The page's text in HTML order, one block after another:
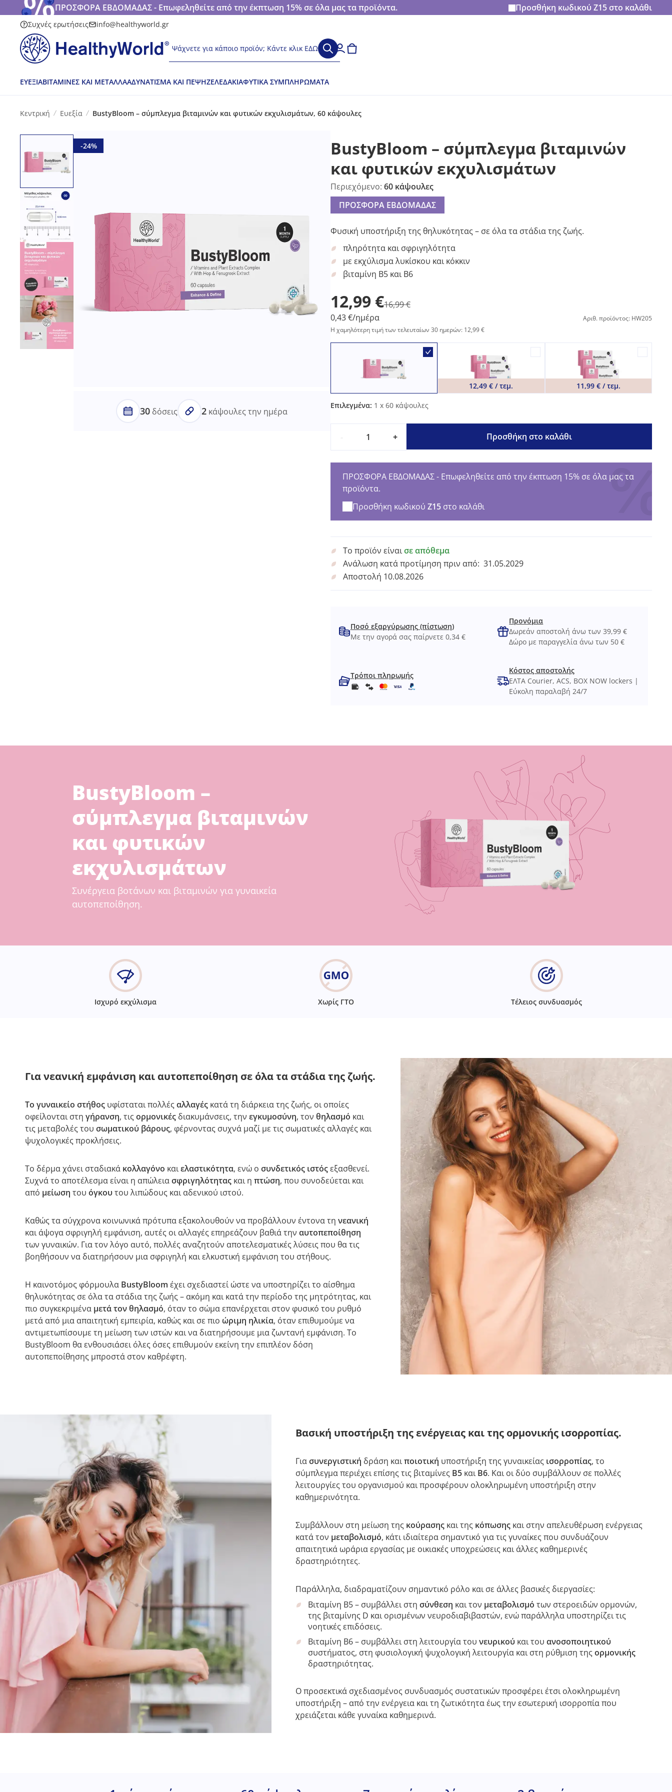
ΠΡΟΣΦΟΡΑ ΕΒΔΟΜΑΔΑΣ - Επωφεληθείτε από την έκπτωση 15% σε όλα μας τα προϊόντα. Προσθήκη κωδικού Z15 στο καλάθι
Συχνές ερωτήσεις info@healthyworld.gr
Ψάχνετε για κάποιο προϊόν; Κάντε κλικ ΕΔΩ
ΕΥΕΞΊΑΒΙΤΑΜΊΝΕΣ ΚΑΙ ΜΈΤΑΛΛΑΑΔΥΝΆΤΙΣΜΑ ΚΑΙ ΠΈΨΗΖΕΛΕΔΆΚΙΑΦΥΤΙΚΆ ΣΥΜΠΛΗΡΏΜΑΤΑ
Κεντρική Ευεξία BustyBloom – σύμπλεγμα βιταμινών και φυτικών εκχυλισμάτων, 60 κάψουλες
-24%
30 δόσεις 2 κάψουλες την ημέρα
BustyBloom – σύμπλεγμα βιταμινών
και φυτικών εκχυλισμάτων
Περιεχόμενο: 60 κάψουλες
ΠΡΟΣΦΟΡΑ ΕΒΔΟΜΑΔΑΣ
Φυσική υποστήριξη της θηλυκότητας – σε όλα τα στάδια της ζωής.
πληρότητα και σφριγηλότητα
με εκχύλισμα λυκίσκου και κόκκιν
βιταμίνη Β5 και Β6
12,99 €16,99 €
0,43 €/ημέρα
Αριθ. προϊόντος: HW205
Η χαμηλότερη τιμή των τελευταίων 30 ημερών: 12,99 €
12,49 € / τεμ. 11,99 € / τεμ.
Επιλεγμένα: 1 x 60 κάψουλες
+ Προσθήκη στο καλάθι
ΠΡΟΣΦΟΡΑ ΕΒΔΟΜΑΔΑΣ - Επωφεληθείτε από την έκπτωση 15% σε όλα μας τα
προϊόντα.
Προσθήκη κωδικού Z15στο καλάθι
Το προϊόν είναισε απόθεμα
Ανάλωση κατά προτίμηση πριν από: 31.05.2029
Αποστολή 10.08.2026
Ποσό εξαργύρωσης (πίστωση)
Με την αγορά σας παίρνετε 0,34 €
Προνόμια
Δωρεάν αποστολή άνω των 39,99 €
Δώρο με παραγγελία άνω των 50 €
Τρόποι πληρωμής
Κόστος αποστολής
ΕΛΤΑ Courier, ACS, BOX NOW lockers |
Εύκολη παραλαβή 24/7
BustyBloom –
σύμπλεγμα βιταμινών
και φυτικών
εκχυλισμάτων
Συνέργεια βοτάνων και βιταμινών για γυναικεία
αυτοπεποίθηση.
Ισχυρό εκχύλισμα Χωρίς ΓΤΟ Τέλειος συνδυασμός
Για νεανική εμφάνιση και αυτοπεποίθηση σε όλα τα στάδια της ζωής.
Το γυναικείο στήθος υφίσταται πολλές αλλαγές κατά τη διάρκεια της ζωής, οι οποίες
οφείλονται στη γήρανση, τις ορμονικές διακυμάνσεις, την εγκυμοσύνη, τον θηλασμό και
τις μεταβολές του σωματικού βάρους, φέρνοντας συχνά μαζί με τις σωματικές αλλαγές και
ψυχολογικές προκλήσεις.
Το δέρμα χάνει σταδιακά κολλαγόνο καιελαστικότητα, ενώ ο συνδετικός ιστόςεξασθενεί.
Συχνά το αποτέλεσμα είναι η απώλειασφριγηλότητας και η πτώση, που συνοδεύεται και
από μείωση του όγκουτου λιπώδους και αδενικού ιστού.
Καθώς τα σύγχρονα κοινωνικά πρότυπα εξακολουθούν να προβάλλουν έντονα τη νεανική
και άψογα σφριγηλή εμφάνιση, αυτές οι αλλαγές επηρεάζουν βαθιά την αυτοπεποίθηση
των γυναικών. Για τον λόγο αυτό, πολλές αναζητούν αποτελεσματικές λύσεις που θα τις
βοηθήσουν να διατηρήσουν μια σφριγηλή και ελκυστική εμφάνιση του στήθους.
Η καινοτόμος φόρμουλα BustyBloom έχει σχεδιαστεί ώστε να υποστηρίζει το αίσθημα
θηλυκότητας σε όλα τα στάδια της ζωής – ακόμη και κατά την περίοδο της μητρότητας, και
πιο συγκεκριμένα μετά τον θηλασμό, όταν το σώμα επανέρχεται στον φυσικό του ρυθμό
μετά από μια απαιτητική εμπειρία, καθώς και σε πιο ώριμη ηλικία, όταν επιθυμούμε να
αντιμετωπίσουμε τη μείωση των ιστών και να διατηρήσουμε μια ζωντανή εμφάνιση. Το
BustyBloom θα ενθουσιάσει όλες όσες επιθυμούν εκείνη την επιπλέον δόση
αυτοπεποίθησης μπροστά στον καθρέφτη.
Βασική υποστήριξη της ενέργειας και της ορμονικής ισορροπίας.
Γιασυνεργιστική δράση καιποιοτική υποστήριξη της γυναικείας ισορροπίας, το
σύμπλεγμα περιέχει επίσης τις βιταμίνες B5 καιB6. Και οι δύο συμβάλλουν σε πολλές
λειτουργίες του οργανισμού και προσφέρουν ολοκληρωμένη υποστήριξη στην
καθημερινότητα.
Συμβάλλουν στη μείωση της κούρασης και της κόπωσης και στην απελευθέρωση ενέργειας
κατά τον μεταβολισμό, κάτι ιδιαίτερα σημαντικό για τις γυναίκες που συνδυάζουν
απαιτητικά ωράρια εργασίας με οικιακές υποχρεώσεις και άλλες καθημερινές
δραστηριότητες.
Παράλληλα, διαδραματίζουν σημαντικό ρόλο και σε άλλες βασικές διεργασίες:
Βιταμίνη B5 – συμβάλλει στησύνθεση και τον μεταβολισμό των στεροειδών ορμονών,
της βιταμίνης D και ορισμένων νευροδιαβιβαστών, ενώ παράλληλα υποστηρίζει τις
νοητικές επιδόσεις.
Βιταμίνη B6 – συμβάλλει στη λειτουργία τουνευρικού και τουανοσοποιητικού
συστήματος, στη φυσιολογική ψυχολογική λειτουργία και στη ρύθμιση τηςορμονικής
δραστηριότητας.
Ο προσεκτικά σχεδιασμένος συνδυασμός συστατικών προσφέρει έτσι ολοκληρωμένη
υποστήριξη – από την ενέργεια και τη ζωτικότητα έως την εσωτερική ισορροπία που
χρειάζεται κάθε γυναίκα καθημερινά.